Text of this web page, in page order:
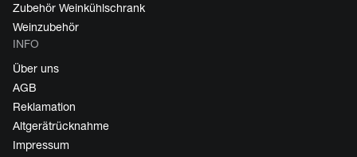
Zubehör Weinkühlschrank
Weinzubehör
INFO
Über uns
AGB
Reklamation
Altgerätrücknahme
Impressum